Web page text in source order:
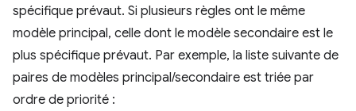
spécifique prévaut. Si plusieurs règles ont le même
modèle principal, celle dont le modèle secondaire est le
plus spécifique prévaut. Par exemple, la liste suivante de
paires de modèles principal/secondaire est triée par
ordre de priorité :